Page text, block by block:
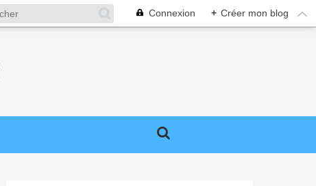
Connexion + Créer mon blog